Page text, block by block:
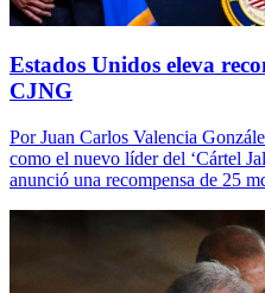
Estados Unidos eleva
CJNG
Por Juan Carlos Valencia
como el nuevo líder del ‘Cártel
anunció una recompensa de 25